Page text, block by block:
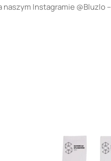
Instagramie @Bluzlo –